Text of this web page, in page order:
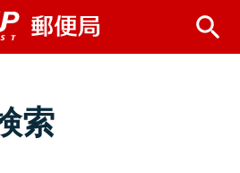
索